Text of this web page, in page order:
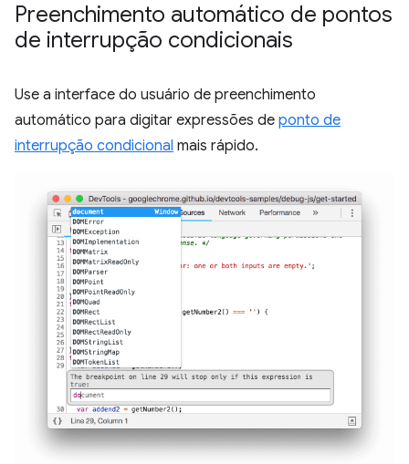
Preenchimento automático de pontos
de interrupção condicionais
Use a interface do usuário de preenchimento
automático para digitar expressões de ponto de
interrupção condicional mais rápido.